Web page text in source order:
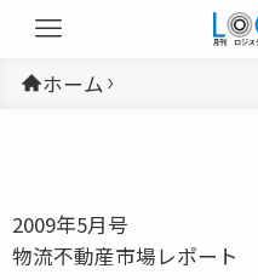
ホーム
2009年5月号
物流不動産市場レポート